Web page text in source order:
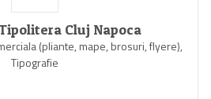
Cluj Napoca
(pliante, mape, brosuri, flyere),
Tipografie